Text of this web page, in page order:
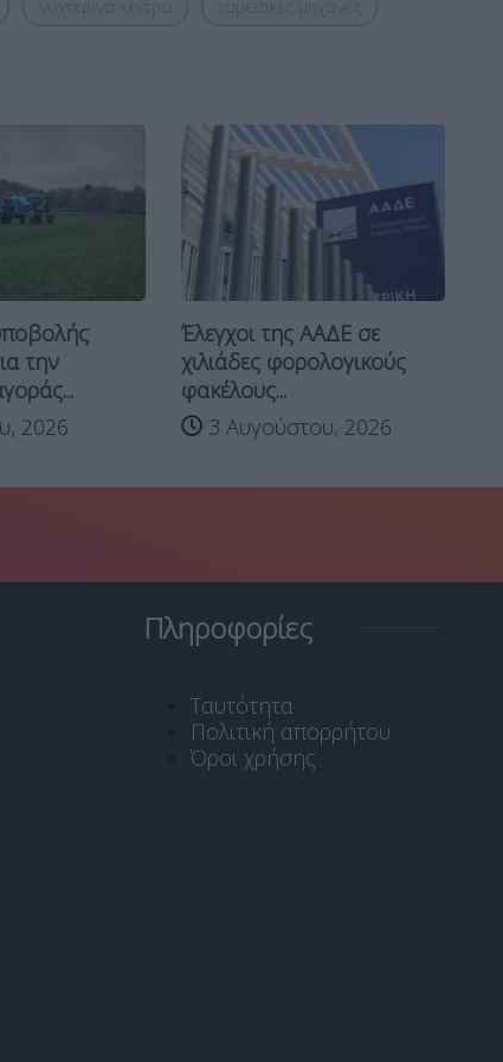
την
2026
Έλεγχοι της ΑΑΔΕ σε
χιλιάδες φορολογικούς
φακέλους...
3 Αυγούστου, 2026
Πληροφορίες
Ταυτότητα
Πολιτική απορρήτου
Όροι χρήσης